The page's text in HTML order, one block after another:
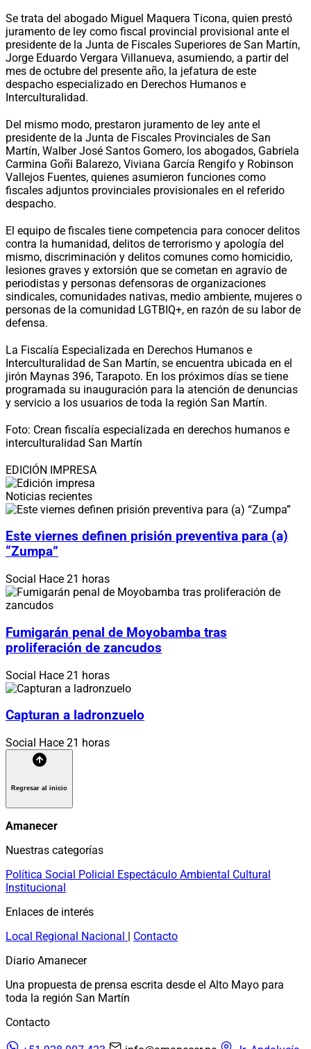
Se trata del abogado Miguel Maquera Ticona, quien prestó
juramento de ley como fiscal provincial provisional ante el
presidente de la Junta de Fiscales Superiores de San Martín,
Jorge Eduardo Vergara Villanueva, asumiendo, a partir del
mes de octubre del presente año, la jefatura de este
despacho especializado en Derechos Humanos e
Interculturalidad.
Del mismo modo, prestaron juramento de ley ante el
presidente de la Junta de Fiscales Provinciales de San
Martín, Walber José Santos Gomero, los abogados, Gabriela
Carmina Goñi Balarezo, Viviana García Rengifo y Robinson
Vallejos Fuentes, quienes asumieron funciones como
fiscales adjuntos provinciales provisionales en el referido
despacho.
El equipo de fiscales tiene competencia para conocer delitos
contra la humanidad, delitos de terrorismo y apología del
mismo, discriminación y delitos comunes como homicidio,
lesiones graves y extorsión que se cometan en agravio de
periodistas y personas defensoras de organizaciones
sindicales, comunidades nativas, medio ambiente, mujeres o
personas de la comunidad LGTBIQ+, en razón de su labor de
defensa.
La Fiscalía Especializada en Derechos Humanos e
Interculturalidad de San Martín, se encuentra ubicada en el
jirón Maynas 396, Tarapoto. En los próximos días se tiene
programada su inauguración para la atención de denuncias
y servicio a los usuarios de toda la región San Martín.
Foto: Crean fiscalía especializada en derechos humanos e
interculturalidad San Martín
EDICIÓN IMPRESA
Noticias recientes
Este viernes definen prisión preventiva para (a)
“Zumpa”
Social Hace 21 horas
Fumigarán penal de Moyobamba tras
proliferación de zancudos
Social Hace 21 horas
Capturan a ladronzuelo
Social Hace 21 horas
Regresar al inicio
Amanecer
Nuestras categorías
Política Social Policial Espectáculo Ambiental Cultural
Institucional
Enlaces de interés
Local Regional Nacional | Contacto
Diario Amanecer
Una propuesta de prensa escrita desde el Alto Mayo para
toda la región San Martín
Contacto